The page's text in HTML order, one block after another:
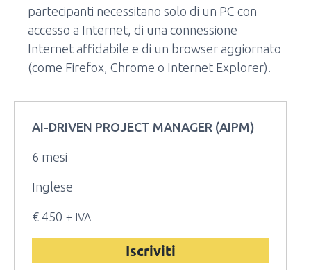
partecipanti necessitano solo di un PC con
accesso a Internet, di una connessione
Internet affidabile e di un browser aggiornato
(come Firefox, Chrome o Internet Explorer).
AI-DRIVEN PROJECT MANAGER (AIPM)
6 mesi
Inglese
€ 450 + IVA
Iscriviti